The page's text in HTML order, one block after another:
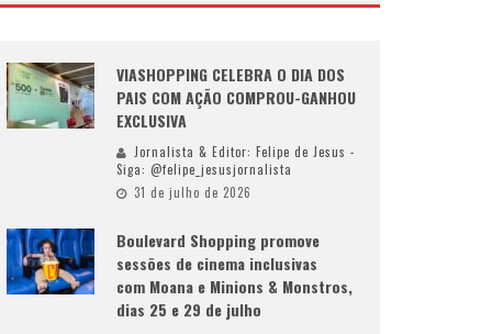
VIASHOPPING CELEBRA O DIA DOS
PAIS COM AÇÃO COMPROU-GANHOU
EXCLUSIVA
Jornalista & Editor: Felipe de Jesus -
Siga: @felipe_jesusjornalista
31 de julho de 2026
Boulevard Shopping promove
sessões de cinema inclusivas
com Moana e Minions & Monstros,
dias 25 e 29 de julho